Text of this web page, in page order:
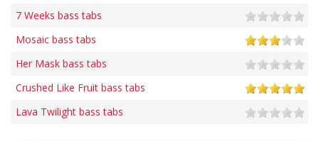
7 Weeks bass tabs
Mosaic bass tabs
Her Mask bass tabs
Crushed Like Fruit bass tabs
Lava Twilight bass tabs